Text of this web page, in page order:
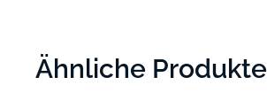
Ähnliche Produkte